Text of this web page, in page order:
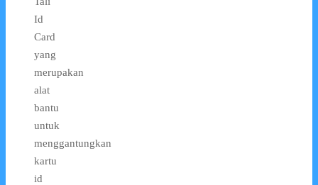
Id
Card
yang
merupakan
alat
bantu
untuk
menggantungkan
kartu
id